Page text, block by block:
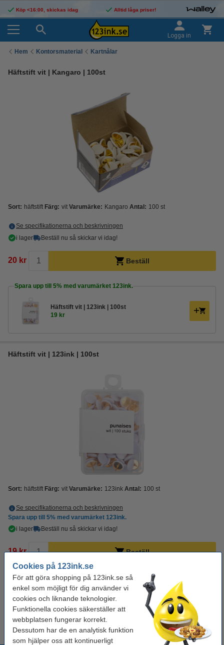
Cookies på 123ink.se
För att göra shopping på 123ink.se så
enkel som möjligt för dig använder vi
cookies och liknande teknologier.
Funktionella cookies säkerställer att
webbplatsen fungerar korrekt.
Dessutom har de en analytisk funktion
som hjälper oss att kontinuerligt
Köp <16:00, skickas idag Alltid låga priser!
Logga in
Hem Kontorsmaterial Kartnålar
Häftstift vit | Kangaro | 100st
Sort: häftstift Färg: vit Varumärke: Kangaro Antal: 100 st
Se specifikationerna och beskrivningen
i lager
Beställ nu så skickar vi idag!
20 kr Beställ
Spara upp till 5% med varumärket 123ink.
Häftstift vit | 123ink | 100st
19 kr
Häftstift vit | 123ink | 100st
Sort: häftstift Färg: vit Varumärke: 123ink Antal: 100 st
Se specifikationerna och beskrivningen
Spara upp till 5% med varumärket 123ink.
i lager
Beställ nu så skickar vi idag!
19 kr Beställ
Behöver du fler?
Köp300stför endast